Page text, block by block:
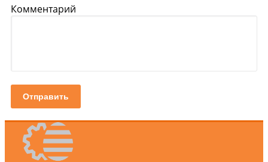
Комментарий
Отправить